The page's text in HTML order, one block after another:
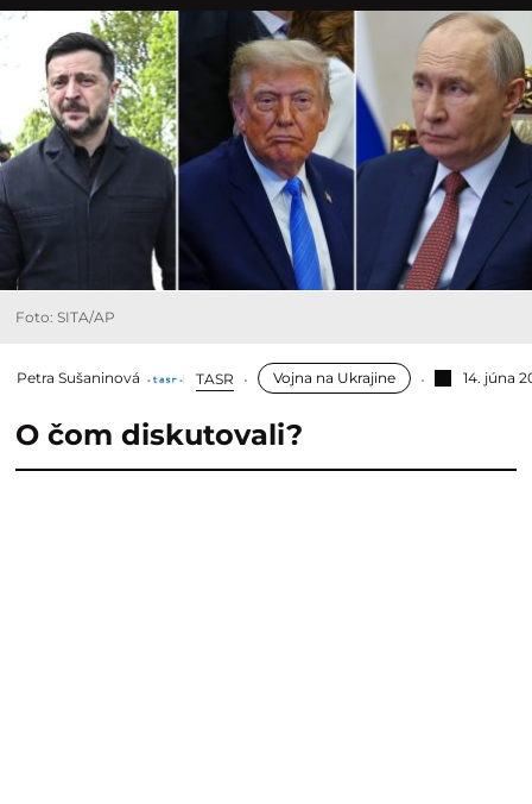
Foto: SITA/AP
Petra Sušaninová TASR Vojna na Ukrajine 14. júna
O čom diskutovali?